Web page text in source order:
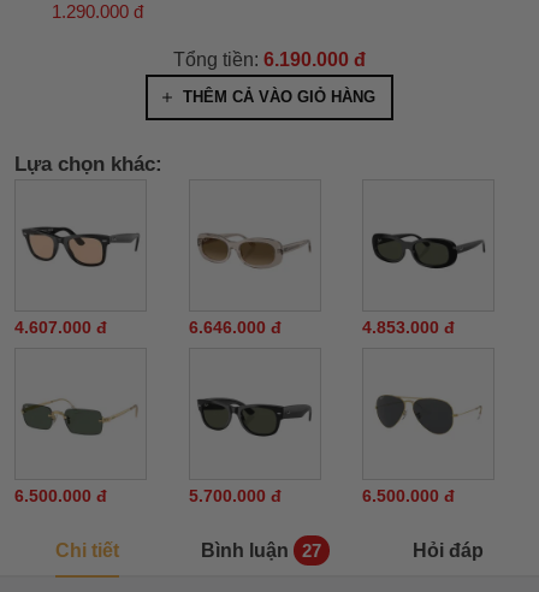
1.290.000 đ
Tổng tiền: 6.190.000 đ
THÊM CẢ VÀO GIỎ HÀNG
Lựa chọn khác:
4.607.000 đ 6.646.000 đ 4.853.000 đ
6.500.000 đ 5.700.000 đ 6.500.000 đ
Chi tiết Bình luận 27 Hỏi đáp